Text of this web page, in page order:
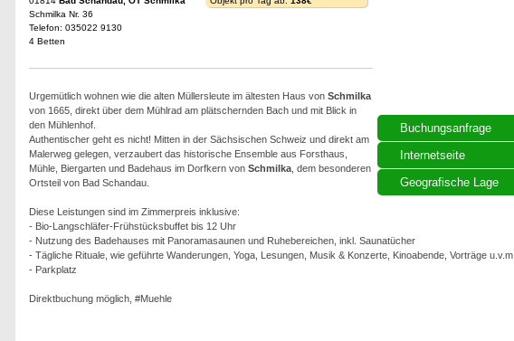
Buchungsanfrage
Internetseite
Geografische Lage
Schmilka Nr. 36
Telefon: 035022 9130
4 Betten
Urgemütlich wohnen wie die alten Müllersleute im ältesten Haus von Schmilka
von 1665, direkt über dem Mühlrad am plätschernden Bach und mit Blick in
den Mühlenhof.
Authentischer geht es nicht! Mitten in der Sächsischen Schweiz und direkt am
Malerweg gelegen, verzaubert das historische Ensemble aus Forsthaus,
Mühle, Biergarten und Badehaus im Dorfkern von Schmilka, dem besonderen
Ortsteil von Bad Schandau.
Diese Leistungen sind im Zimmerpreis inklusive:
- Bio-Langschläfer-Frühstücksbuffet bis 12 Uhr
- Nutzung des Badehauses mit Panoramasaunen und Ruhebereichen, inkl. Saunatücher
- Tägliche Rituale, wie geführte Wanderungen, Yoga, Lesungen, Musik & Konzerte, Kinoabende, Vorträge u.v.m.
- Parkplatz
Direktbuchung möglich, #Muehle